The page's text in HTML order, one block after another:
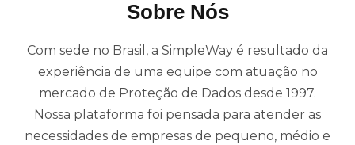
Controls
Template
de
Assessment
LGPD
Sobre Nós
Com sede no Brasil, a SimpleWay é resultado da
experiência de uma equipe com atuação no
mercado de Proteção de Dados desde 1997.
Nossa plataforma foi pensada para atender as
necessidades de empresas de pequeno, médio e